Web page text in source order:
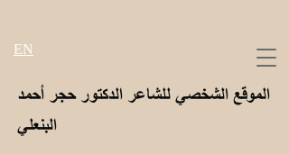
الموقع الشخصي للشاعر الدكتور حجر أحمد
البنعلي
EN